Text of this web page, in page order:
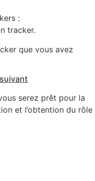
:
tracker.
que vous avez
serez prêt pour la
et l’obtention du rôle